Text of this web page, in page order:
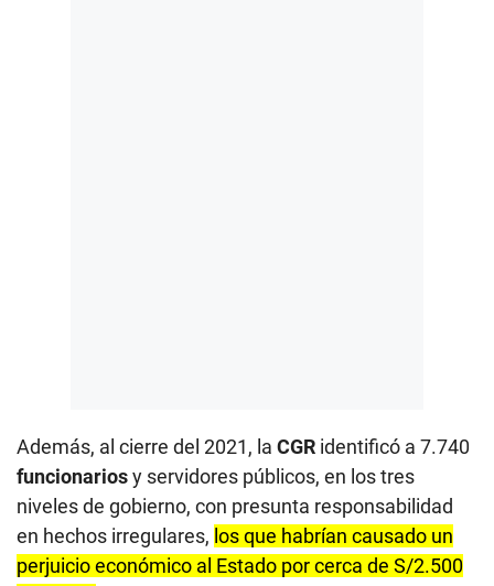
Además, al cierre del 2021, la CGR identificó a 7.740
funcionariosy servidores públicos, en los tres
niveles de gobierno, con presunta responsabilidad
en hechos irregulares, los que habrían causado un
perjuicio económico al Estado por cerca de S/2.500